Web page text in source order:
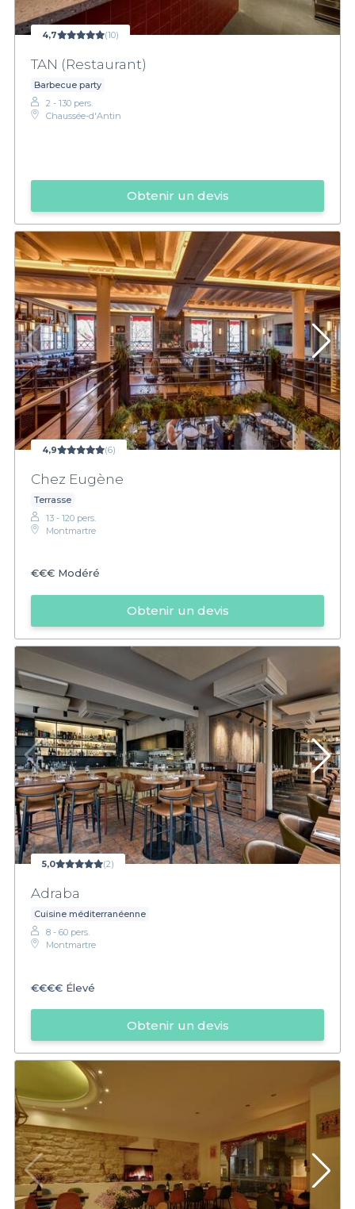
4,7 (10)
TAN (Restaurant)
Barbecue party
2 - 130 pers.
Chaussée-d'Antin
Obtenir un devis
4,9 (6)
Chez Eugène
Terrasse
13 - 120 pers.
Montmartre
€€€ Modéré
Obtenir un devis
5,0 (2)
Adraba
Cuisine méditerranéenne
8 - 60 pers.
Montmartre
€€€€ Élevé
Obtenir un devis